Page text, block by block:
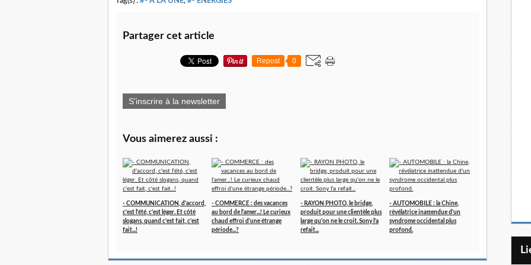
Partager cet article
Repost 0
S'inscrire à la newsletter
Vous aimerez aussi :
- COMMUNICATION, d'accord,
c'est l'été, c'est léger. Et côté
slogans, quand c'est fait, c'est
fait...!
- COMMERCE : des vacances
au bord de l'amer...! Le curieux
chaud effroi d'une étrange
période...?
- RAYON PHOTO, le bridge,
produit pour une clientèle plus
large qu'on ne le croit. Sony l'a
refait...
- AUTOMOBILE : la Chine,
révélatrice inattendue d'un
syndrome occidental plus
profond.